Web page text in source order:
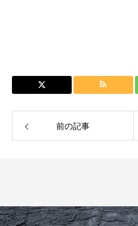
前の記事